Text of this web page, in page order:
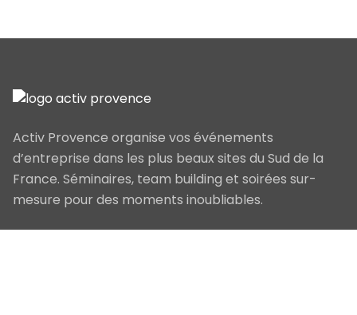
Activ Provence organise vos événements
d’entreprise dans les plus beaux sites du Sud de la
France. Séminaires, team building et soirées sur-
mesure pour des moments inoubliables.